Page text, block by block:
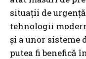
situații de
tehnologii
și a unor sisteme
putea fi benefică